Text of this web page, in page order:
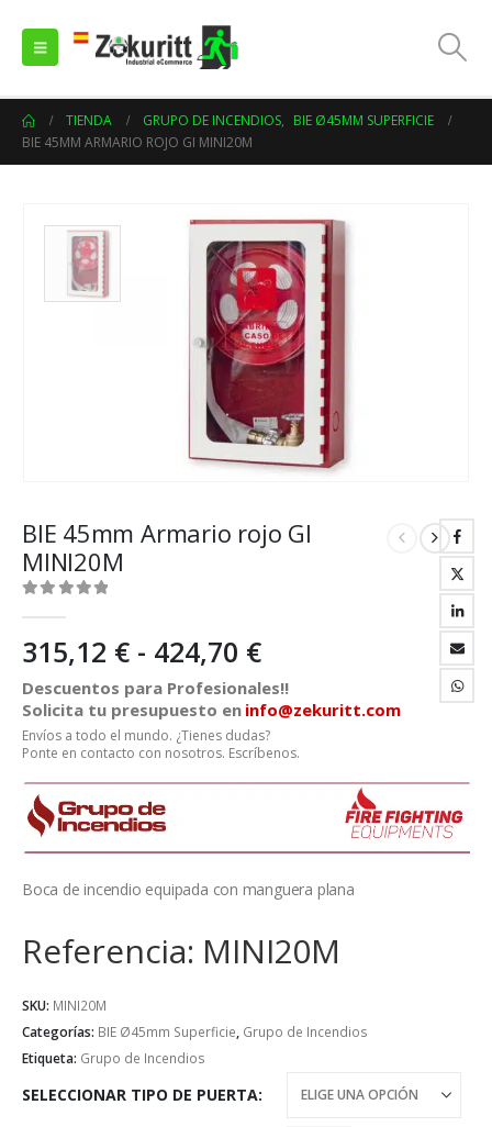
TIENDA GRUPO DE INCENDIOS, BIE Ø45MM SUPERFICIE
BIE 45MM ARMARIO ROJO GI MINI20M
BIE 45mm Armario rojo GI
MINI20M
315,12 € - 424,70 €Rango
de
precios:
desde
315,12 €
hasta
424,70 €
Descuentos para Profesionales!!
Solicita tu presupuesto en info@zekuritt.com
Envíos a todo el mundo. ¿Tienes dudas?
Ponte en contacto con nosotros. Escríbenos.
Boca de incendio equipada con manguera plana
Referencia: MINI20M
SKU: MINI20M
Categorías: BIE Ø45mm Superficie, Grupo de Incendios
Etiqueta: Grupo de Incendios
SELECCIONAR TIPO DE PUERTA